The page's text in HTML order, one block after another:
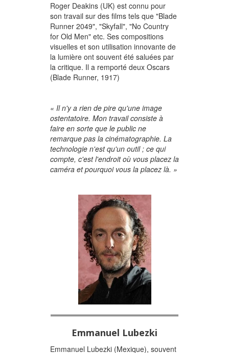
Roger Deakins (UK) est connu pour
son travail sur des films tels que "Blade
Runner 2049", "Skyfall", "No Country
for Old Men" etc. Ses compositions
visuelles et son utilisation innovante de
la lumière ont souvent été saluées par
la critique. Il a remporté deux Oscars
(Blade Runner, 1917)
« Il n'y a rien de pire qu'une image
ostentatoire. Mon travail consiste à
faire en sorte que le public ne
remarque pas la cinématographie. La
technologie n'est qu'un outil ; ce qui
compte, c'est l'endroit où vous placez la
caméra et pourquoi vous la placez là. »
Emmanuel Lubezki
Emmanuel Lubezki (Mexique), souvent